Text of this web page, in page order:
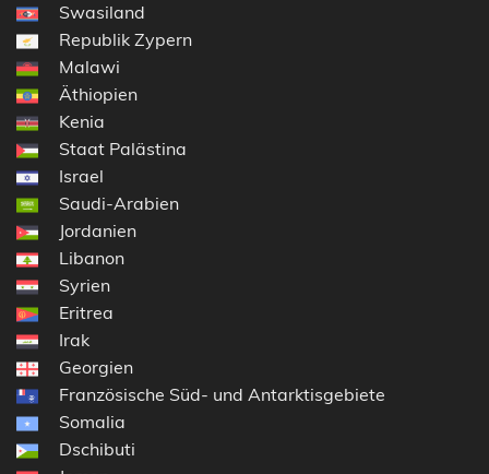
Swasiland
Republik Zypern
Malawi
Äthiopien
Kenia
Staat Palästina
Israel
Saudi-Arabien
Jordanien
Libanon
Syrien
Eritrea
Irak
Georgien
Französische Süd- und Antarktisgebiete
Somalia
Dschibuti